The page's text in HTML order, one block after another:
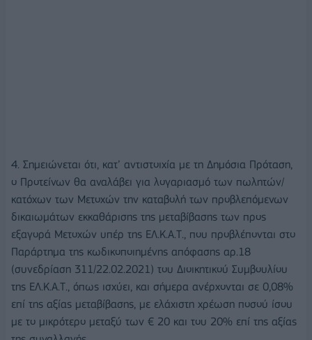
4. Σημειώνεται ότι, κατ’ αντιστοιχία με τη Δημόσια Πρόταση,
ο Προτείνων θα αναλάβει για λογαριασμό των πωλητών/
κατόχων των Μετοχών την καταβολή των προβλεπόμενων
δικαιωμάτων εκκαθάρισης της μεταβίβασης των προς
εξαγορά Μετοχών υπέρ της ΕΛ.Κ.Α.Τ., που προβλέπονται στο
Παράρτημα της κωδικοποιημένης απόφασης αρ.18
(συνεδρίαση 311/22.02.2021) του Διοικητικού Συμβουλίου
της ΕΛ.Κ.Α.Τ., όπως ισχύει, και σήμερα ανέρχονται σε 0,08%
επί της αξίας μεταβίβασης, με ελάχιστη χρέωση ποσού ίσου
με το μικρότερο μεταξύ των € 20 και του 20% επί της αξίας